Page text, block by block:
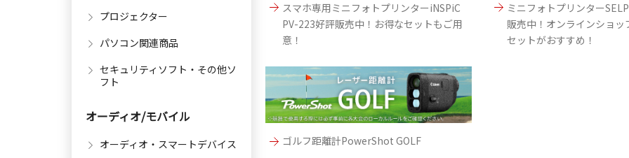
プロジェクター
パソコン関連商品
セキュリティソフト・その他ソ
フト
オーディオ/モバイル
オーディオ・スマートデバイス
スマホ専用ミニフォトプリンターiNSPiC
PV-223好評販売中！お得なセットもご用
意！
ミニフォトプリンター
販売中！オンラインショッ
セットがおすすめ！
ゴルフ距離計PowerShot GOLF